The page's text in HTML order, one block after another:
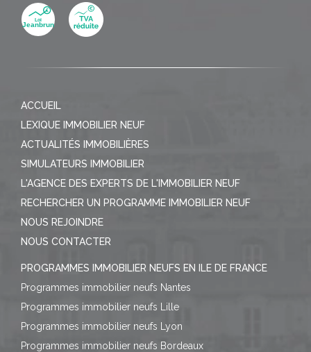
ACCUEIL
LEXIQUE IMMOBILIER NEUF
ACTUALITÉS IMMOBILIÈRES
SIMULATEURS IMMOBILIER
L'AGENCE DES EXPERTS DE L'IMMOBILIER NEUF
RECHERCHER UN PROGRAMME IMMOBILIER NEUF
NOUS REJOINDRE
NOUS CONTACTER
PROGRAMMES IMMOBILIER NEUFS EN ILE DE FRANCE
Programmes immobilier neufs Nantes
Programmes immobilier neufs Lille
Programmes immobilier neufs Lyon
Programmes immobilier neufs Bordeaux